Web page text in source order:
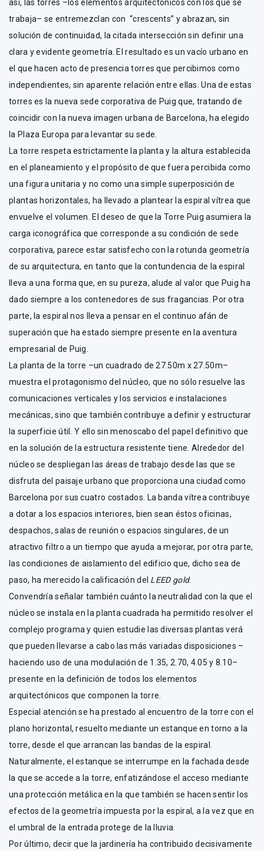
así, las torres –los elementos arquitectónicos con los que se
trabaja– se entremezclan con “crescents” y abrazan, sin
solución de continuidad, la citada intersección sin definir una
clara y evidente geometría. El resultado es un vacío urbano en
el que hacen acto de presencia torres que percibimos como
independientes, sin aparente relación entre ellas. Una de estas
torres es la nueva sede corporativa de Puig que, tratando de
coincidir con la nueva imagen urbana de Barcelona, ha elegido
la Plaza Europa para levantar su sede.
La torre respeta estrictamente la planta y la altura establecida
en el planeamiento y el propósito de que fuera percibida como
una figura unitaria y no como una simple superposición de
plantas horizontales, ha llevado a plantear la espiral vítrea que
envuelve el volumen. El deseo de que la Torre Puig asumiera la
carga iconográfica que corresponde a su condición de sede
corporativa, parece estar satisfecho con la rotunda geometría
de su arquitectura, en tanto que la contundencia de la espiral
lleva a una forma que, en su pureza, alude al valor que Puig ha
dado siempre a los contenedores de sus fragancias. Por otra
parte, la espiral nos lleva a pensar en el continuo afán de
superación que ha estado siempre presente en la aventura
empresarial de Puig.
La planta de la torre –un cuadrado de 27.50m x 27.50m–
muestra el protagonismo del núcleo, que no sólo resuelve las
comunicaciones verticales y los servicios e instalaciones
mecánicas, sino que también contribuye a definir y estructurar
la superficie útil. Y ello sin menoscabo del papel definitivo que
en la solución de la estructura resistente tiene. Alrededor del
núcleo se despliegan las áreas de trabajo desde las que se
disfruta del paisaje urbano que proporciona una ciudad como
Barcelona por sus cuatro costados. La banda vítrea contribuye
a dotar a los espacios interiores, bien sean éstos oficinas,
despachos, salas de reunión o espacios singulares, de un
atractivo filtro a un tiempo que ayuda a mejorar, por otra parte,
las condiciones de aislamiento del edificio que, dicho sea de
paso, ha merecido la calificación del LEED gold.
Convendría señalar también cuánto la neutralidad con la que el
núcleo se instala en la planta cuadrada ha permitido resolver el
complejo programa y quien estudie las diversas plantas verá
que pueden llevarse a cabo las más variadas disposiciones –
haciendo uso de una modulación de 1.35, 2.70, 4.05 y 8.10–
presente en la definición de todos los elementos
arquitectónicos que componen la torre.
Especial atención se ha prestado al encuentro de la torre con el
plano horizontal, resuelto mediante un estanque en torno a la
torre, desde el que arrancan las bandas de la espiral.
Naturalmente, el estanque se interrumpe en la fachada desde
la que se accede a la torre, enfatizándose el acceso mediante
una protección metálica en la que también se hacen sentir los
efectos de la geometría impuesta por la espiral, a la vez que en
el umbral de la entrada protege de la lluvia.
Por último, decir que la jardinería ha contribuido decisivamente